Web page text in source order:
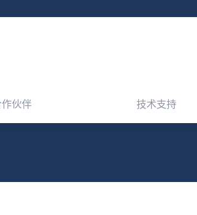
伙伴 技术支持
伙伴 技术支持